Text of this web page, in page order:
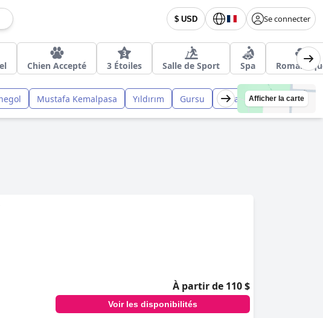
$ USD Se connecter
Chien Accepté 3 Étoiles Salle de Sport Spa
Mustafa Kemalpasa Yıldırım Gursu Karacabey Yenişehir
Afficher la carte
À partir de 110 $
Voir les disponibilités